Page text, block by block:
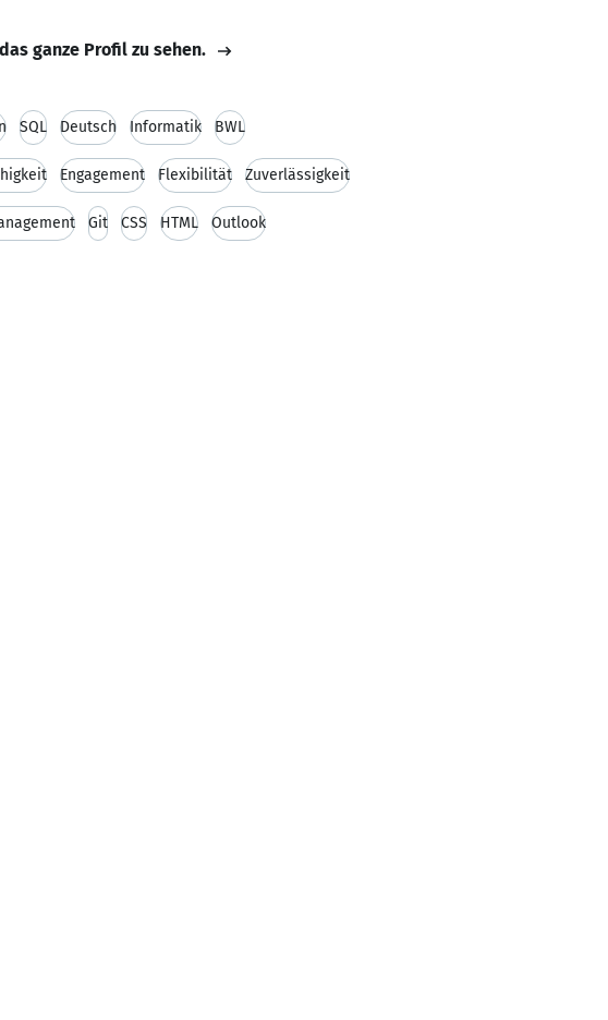
ganze Profil zu sehen.
SQL Deutsch Informatik BWL
Engagement Flexibilität Zuverlässigkeit
Git CSS HTML Outlook